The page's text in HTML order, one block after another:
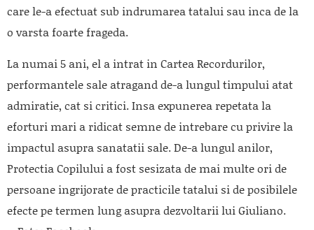
care le-a efectuat sub indrumarea tatalui sau inca de la
o varsta foarte frageda.
La numai 5 ani, el a intrat in Cartea Recordurilor,
performantele sale atragand de-a lungul timpului atat
admiratie, cat si critici. Insa expunerea repetata la
eforturi mari a ridicat semne de intrebare cu privire la
impactul asupra sanatatii sale. De-a lungul anilor,
Protectia Copilului a fost sesizata de mai multe ori de
persoane ingrijorate de practicile tatalui si de posibilele
efecte pe termen lung asupra dezvoltarii lui Giuliano.